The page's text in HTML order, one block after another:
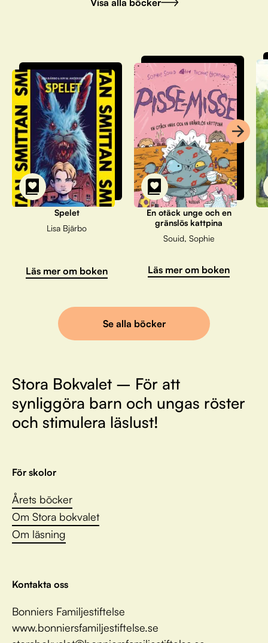
Visa alla böcker
Spelet
Lisa Bjärbo
Läs mer om boken
En otäck unge och en
gränslös kattpina
Souid, Sophie
Läs mer om boken
Se alla böcker
Stora Bokvalet – För att
synliggöra barn och ungas röster
och stimulera läslust!
För skolor
Årets böcker
Om Stora bokvalet
Om läsning
Kontakta oss
Bonniers Familjestiftelse
www.bonniersfamiljestiftelse.se